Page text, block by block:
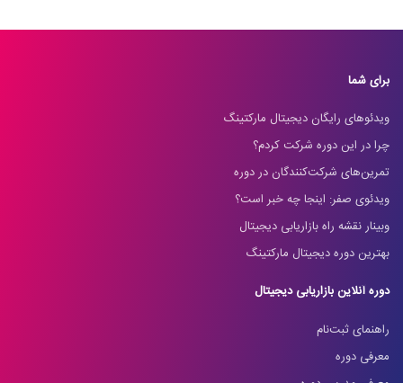
برای شما
ویدئوهای رایگان دیجیتال مارکتینگ
چرا در این دوره شرکت کردم؟
تمرین‌های شرکت‌کنندگان در دوره
ویدئوی صفر: اینجا چه خبر است؟
وبینار نقشه راه بازاریابی دیجیتال
بهترین دوره دیجیتال مارکتینگ
دوره آنلاین بازاریابی دیجیتال
راهنمای ثبت‌نام
معرفی دوره